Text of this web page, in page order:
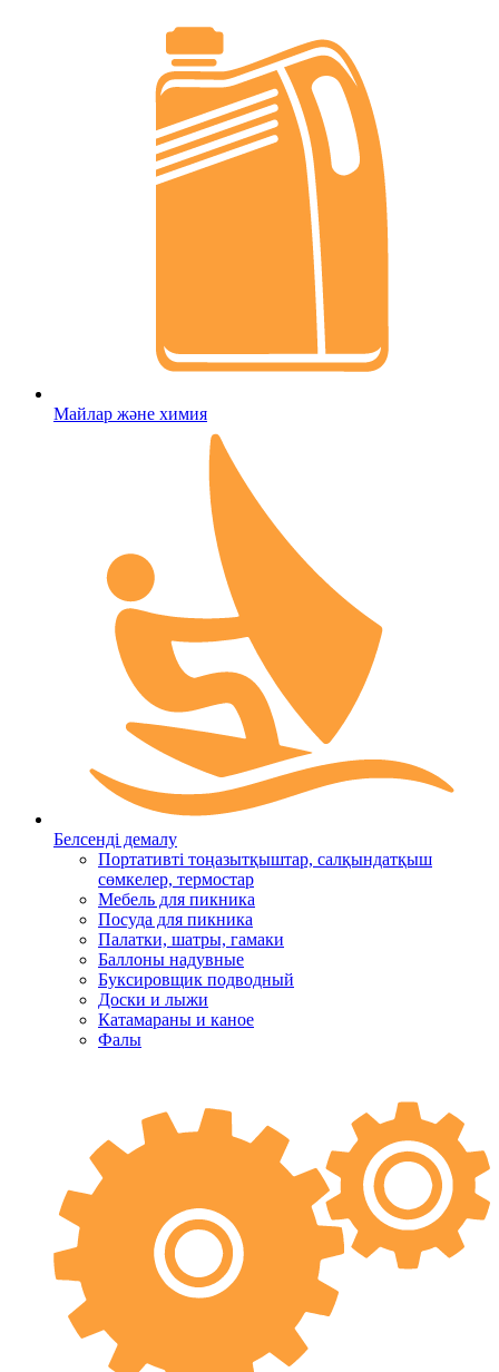
Майлар және химия
Белсенді демалу
Портативті тоңазытқыштар, салқындатқыш
сөмкелер, термостар
Мебель для пикника
Посуда для пикника
Палатки, шатры, гамаки
Баллоны надувные
Буксировщик подводный
Доски и лыжи
Катамараны и каное
Фалы